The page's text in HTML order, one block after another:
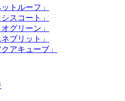
トルーフ」
スコート」
グリーン」
ブリット」
アキューブ」